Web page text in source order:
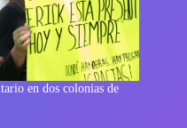
en dos colonias de